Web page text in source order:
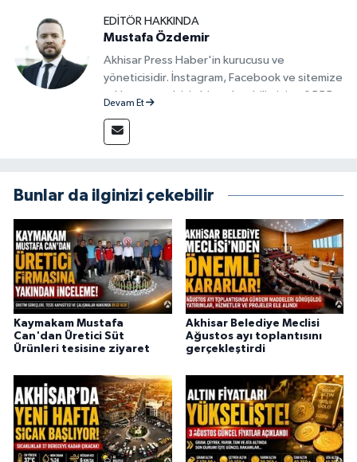
EDITÖR HAKKINDA
Mustafa Özdemir
Akhisar Press Haber'in kurucusu ve
yöneticisidir. İnstagram, Facebook ve sitemize
reklam vermek için bize ulaşabilirsiniz - 0555
Devam Et
Bunlar da ilginizi çekebilir
Kaymakam Mustafa
Can'dan Üretici Süt
Ürünleri tesisine ziyaret
Akhisar Belediye Meclisi
Ağustos ayı toplantısını
gerçekleştirdi